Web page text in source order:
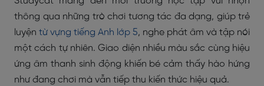
thông qua những trò chơi tương tác đa dạng, giúp trẻ
luyện từ vựng tiếng Anh lớp 5, nghe phát âm và tập nói
một cách tự nhiên. Giao diện nhiều màu sắc cùng hiệu
ứng âm thanh sinh động khiến bé cảm thấy hào hứng
như đang chơi mà vẫn tiếp thu kiến thức hiệu quả.